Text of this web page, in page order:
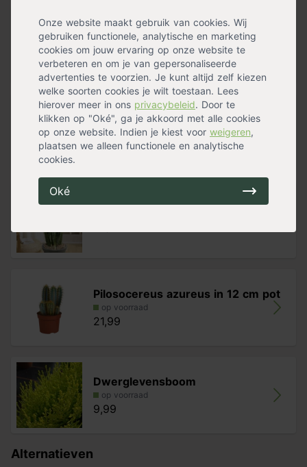
Onze website maakt gebruik van cookies. Wij
gebruiken functionele, analytische en marketing
cookies om jouw ervaring op onze website te
verbeteren en om je van gepersonaliseerde
advertenties te voorzien. Je kunt altijd zelf kiezen
welke soorten cookies je wilt toestaan. Lees
hierover meer in ons privacybeleid. Door te
klikken op "Oké", ga je akkoord met alle cookies
op onze website. Indien je kiest voor weigeren,
plaatsen we alleen functionele en analytische
cookies.
Oké
Pokon Hydrokorrels
op voorraad
13,99
Rhododendron paars
op voorraad
22,99
Pilosocereus azureus in 12 cm pot
op voorraad
21,99
Dwerglevensboom
op voorraad
9,99
Alternatieven